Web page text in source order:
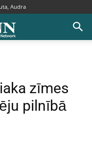
Audra
zīmes
pilnībā